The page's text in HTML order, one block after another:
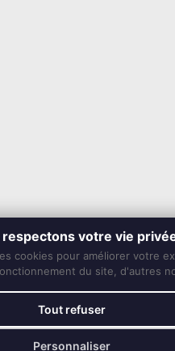
respectons votre vie
cookies pour améliorer votre
du site, d'autres
Tout refuser
Personnaliser